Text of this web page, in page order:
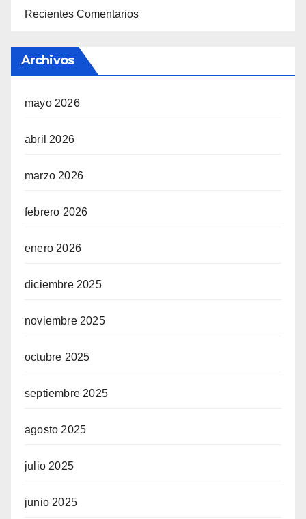
Recientes Comentarios
Archivos
mayo 2026
abril 2026
marzo 2026
febrero 2026
enero 2026
diciembre 2025
noviembre 2025
octubre 2025
septiembre 2025
agosto 2025
julio 2025
junio 2025